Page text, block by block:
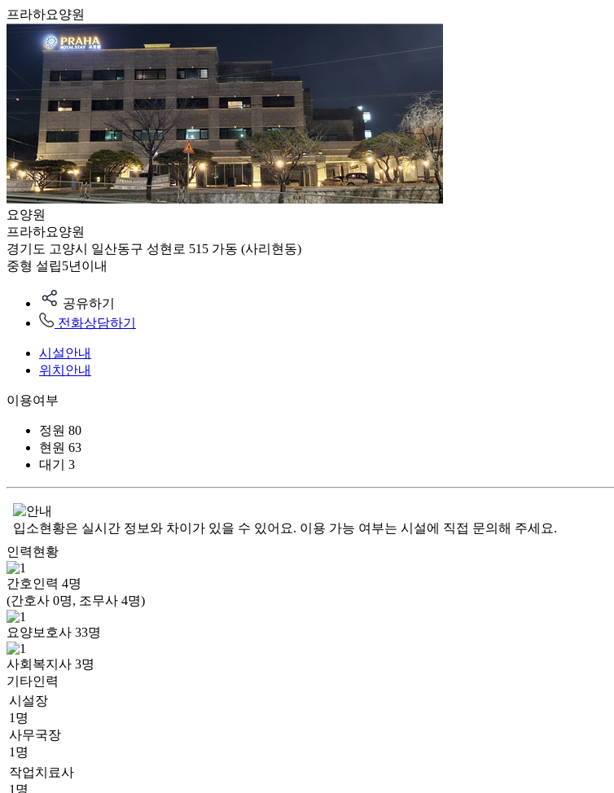
프라하요양원
요양원
프라하요양원
경기도 고양시 일산동구 성현로 515 가동 (사리현동)
중형 설립5년이내
공유하기
전화상담하기
시설안내
위치안내
이용여부
정원 80
현원 63
대기
3
입소현황은 실시간 정보와 차이가 있을 수 있어요. 이용 가능 여부는 시설에 직접 문의해 주세요.
인력현황
간호인력 4명
(간호사 0명, 조무사 4명)
요양보호사 33명
사회복지사 3명
기타인력
시설장
1명
사무국장
1명
작업치료사
1명